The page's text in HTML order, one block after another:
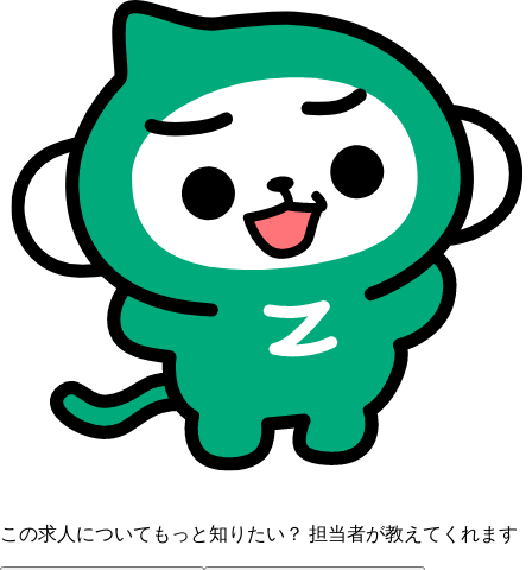
この求人についてもっと知りたい？ 担当者が教えてくれます